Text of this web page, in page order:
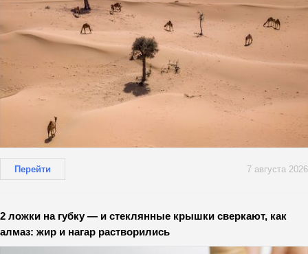
Перейти 7 августа 2026
2 ложки на губку — и стеклянные крышки сверкают, как
алмаз: жир и нагар растворились